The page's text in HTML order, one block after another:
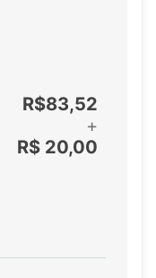
R$83,52
+
R$ 20,00